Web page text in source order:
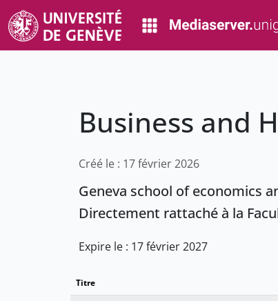
Business and
Créé le : 17 février 2026
Geneva school of economics
Directement rattaché à la
Expire le : 17 février 2027
Titre